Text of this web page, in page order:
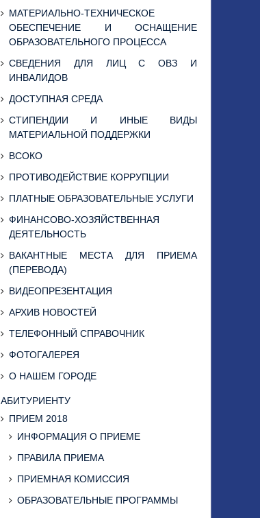
МАТЕРИАЛЬНО-ТЕХНИЧЕСКОЕ
ОБЕСПЕЧЕНИЕ И ОСНАЩЕНИЕ
ОБРАЗОВАТЕЛЬНОГО ПРОЦЕССА
СВЕДЕНИЯ ДЛЯ ЛИЦ С ОВЗ И
ИНВАЛИДОВ
ДОСТУПНАЯ СРЕДА
СТИПЕНДИИ И ИНЫЕ ВИДЫ
МАТЕРИАЛЬНОЙ ПОДДЕРЖКИ
ВСОКО
ПРОТИВОДЕЙСТВИЕ КОРРУПЦИИ
ПЛАТНЫЕ ОБРАЗОВАТЕЛЬНЫЕ УСЛУГИ
ФИНАНСОВО-ХОЗЯЙСТВЕННАЯ
ДЕЯТЕЛЬНОСТЬ
ВАКАНТНЫЕ МЕСТА ДЛЯ ПРИЕМА
(ПЕРЕВОДА)
ВИДЕОПРЕЗЕНТАЦИЯ
АРХИВ НОВОСТЕЙ
ТЕЛЕФОННЫЙ СПРАВОЧНИК
ФОТОГАЛЕРЕЯ
О НАШЕМ ГОРОДЕ
АБИТУРИЕНТУ
ПРИЕМ 2018
ИНФОРМАЦИЯ О ПРИЕМЕ
ПРАВИЛА ПРИЕМА
ПРИЕМНАЯ КОМИССИЯ
ОБРАЗОВАТЕЛЬНЫЕ ПРОГРАММЫ